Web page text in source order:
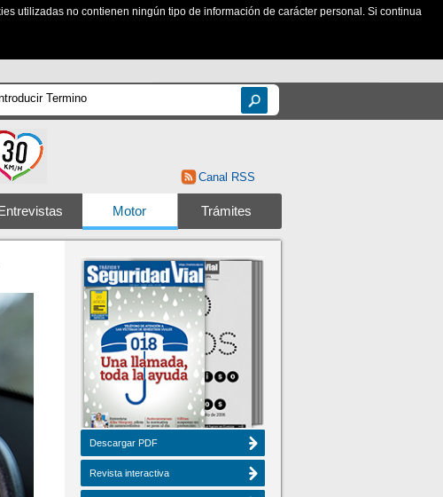
utilizadas no contienen ningún tipo de información de carácter personal. Si continua
Canal RSS
Entrevistas Motor Trámites
Descargar PDF
Revista interactiva